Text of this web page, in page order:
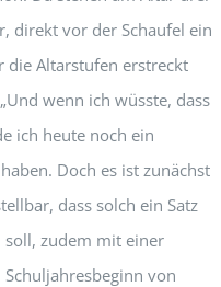
direkt vor der Schaufel ein
die Altarstufen erstreckt
wenn ich wüsste, dass
ich heute noch ein
Doch es ist zunächst
dass solch ein Satz
soll, zudem mit einer
von